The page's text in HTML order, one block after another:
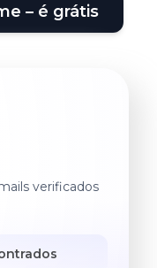
– é grátis
verificados